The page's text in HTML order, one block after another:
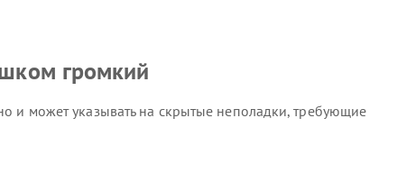
громкий
и может указывать на скрытые неполадки, требующие